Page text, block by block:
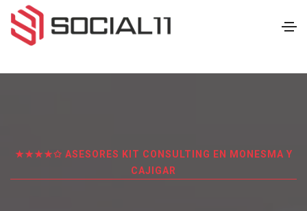
★★★★✩ ASESORES KIT CONSULTING EN MONESMA Y
CAJIGAR